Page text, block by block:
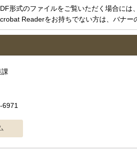
形式のファイルをご覧いただく場合に
Readerをお持ちでない方は、バナー
課
6971